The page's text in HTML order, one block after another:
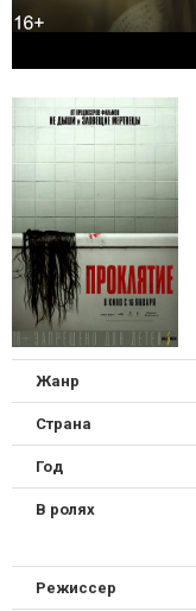
Жанр
Страна
Год
В ролях
Режиссер